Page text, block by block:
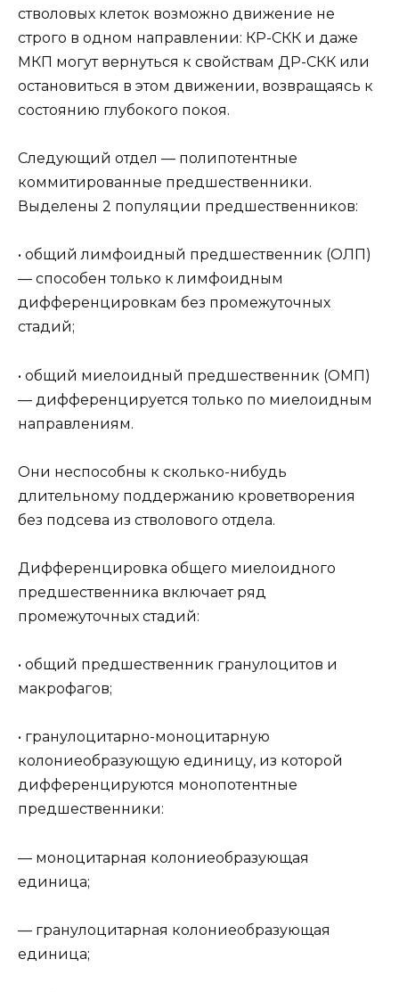
стволовых клеток возможно движение не
строго в одном направлении: КР-СКК и даже
МКП могут вернуться к свойствам ДР-СКК или
остановиться в этом движении, возвращаясь к
состоянию глубокого покоя.
Следующий отдел — полипотентные
коммитированные предшественники.
Выделены 2 популяции предшественников:
• общий лимфоидный предшественник (ОЛП)
— способен только к лимфоидным
дифференцировкам без промежуточных
стадий;
• общий миелоидный предшественник (ОМП)
— дифференцируется только по миелоидным
направлениям.
Они неспособны к сколько-нибудь
длительному поддержанию кроветворения
без подсева из стволового отдела.
Дифференцировка общего миелоидного
предшественника включает ряд
промежуточных стадий:
• общий предшественник гранулоцитов и
макрофагов;
• гранулоцитарно-моноцитарную
колониеобразующую единицу, из которой
дифференцируются монопотентные
предшественники:
— моноцитарная колониеобразующая
единица;
— гранулоцитарная колониеобразующая
единица;